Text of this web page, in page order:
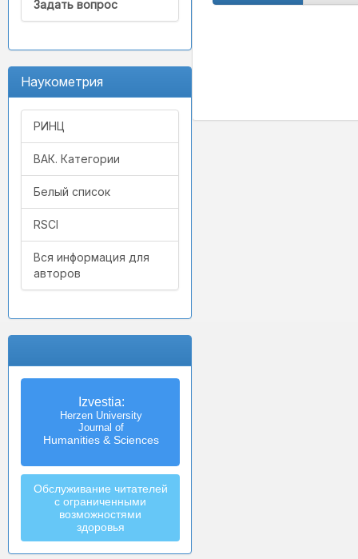
Задать вопрос
Наукометрия
РИНЦ
ВАК. Категории
Белый список
RSCI
Вся информация для
авторов
Izvestia:
Herzen University
Journal of
Humanities & Sciences
Обслуживание читателей
с ограниченными
возможностями
здоровья